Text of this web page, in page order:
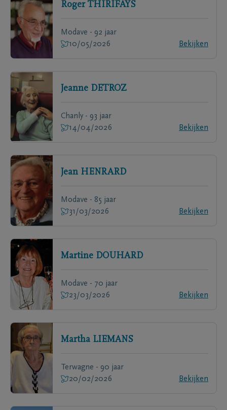
Roger THIRIFAYS
Modave - 92 jaar
10/05/2026
Bekijken
Jeanne DETROZ
Chanly - 93 jaar
14/04/2026
Bekijken
Jean HENRARD
Modave - 85 jaar
31/03/2026
Bekijken
Martine DOUHARD
Modave - 70 jaar
23/03/2026
Bekijken
Martha LIEMANS
Terwagne - 90 jaar
20/02/2026
Bekijken